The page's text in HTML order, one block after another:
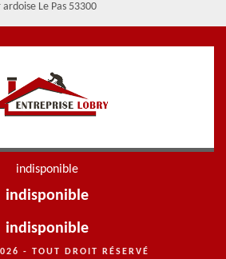
Le Pas 53300
indisponible
indisponible
indisponible
- TOUT DROIT RÉSERVÉ